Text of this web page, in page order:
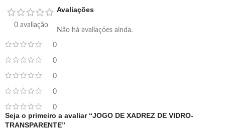
0 avaliação
0
0
0
0
0
Avaliações
Não há avaliações ainda.
Seja o primeiro a avaliar “JOGO DE XADREZ DE VIDRO-
TRANSPARENTE”